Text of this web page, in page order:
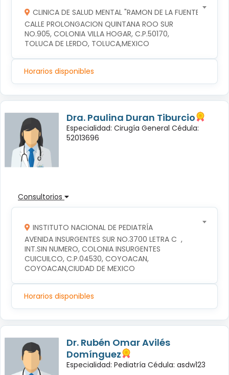
CLINICA DE SALUD MENTAL "RAMON DE LA FUENTE"
CALLE PROLONGACION QUINTANA ROO SUR
NO.905, COLONIA VILLA HOGAR, C.P.50170,
TOLUCA DE LERDO, TOLUCA,MEXICO
Horarios disponibles
Dra. Paulina Duran Tiburcio
Especialidad: Cirugía General Cédula:
52013696
Consultorios
INSTITUTO NACIONAL DE PEDIATRÍA
AVENIDA INSURGENTES SUR NO.3700 LETRA C  ,
INT.SIN NUMERO, COLONIA INSURGENTES
CUICUILCO, C.P.04530, COYOACAN,
COYOACAN,CIUDAD DE MEXICO
Horarios disponibles
Dr. Rubén Omar Avilés
Domínguez
Especialidad: Pediatría Cédula: asdw123